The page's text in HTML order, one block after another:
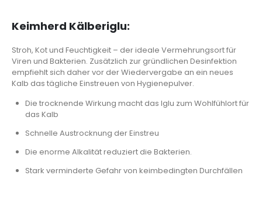
Keimherd Kälberiglu:
Stroh, Kot und Feuchtigkeit – der ideale Vermehrungsort für
Viren und Bakterien. Zusätzlich zur gründlichen Desinfektion
empfiehlt sich daher vor der Wiedervergabe an ein neues
Kalb das tägliche Einstreuen von Hygienepulver.
Die trocknende Wirkung macht das Iglu zum Wohlfühlort für
das Kalb
Schnelle Austrocknung der Einstreu
Die enorme Alkalität reduziert die Bakterien.
Stark verminderte Gefahr von keimbedingten Durchfällen